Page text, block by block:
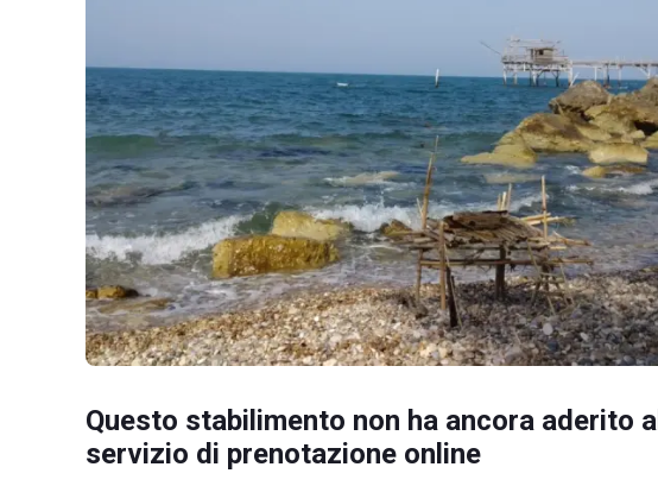
Questo stabilimento non ha ancora aderito al
servizio di prenotazione online